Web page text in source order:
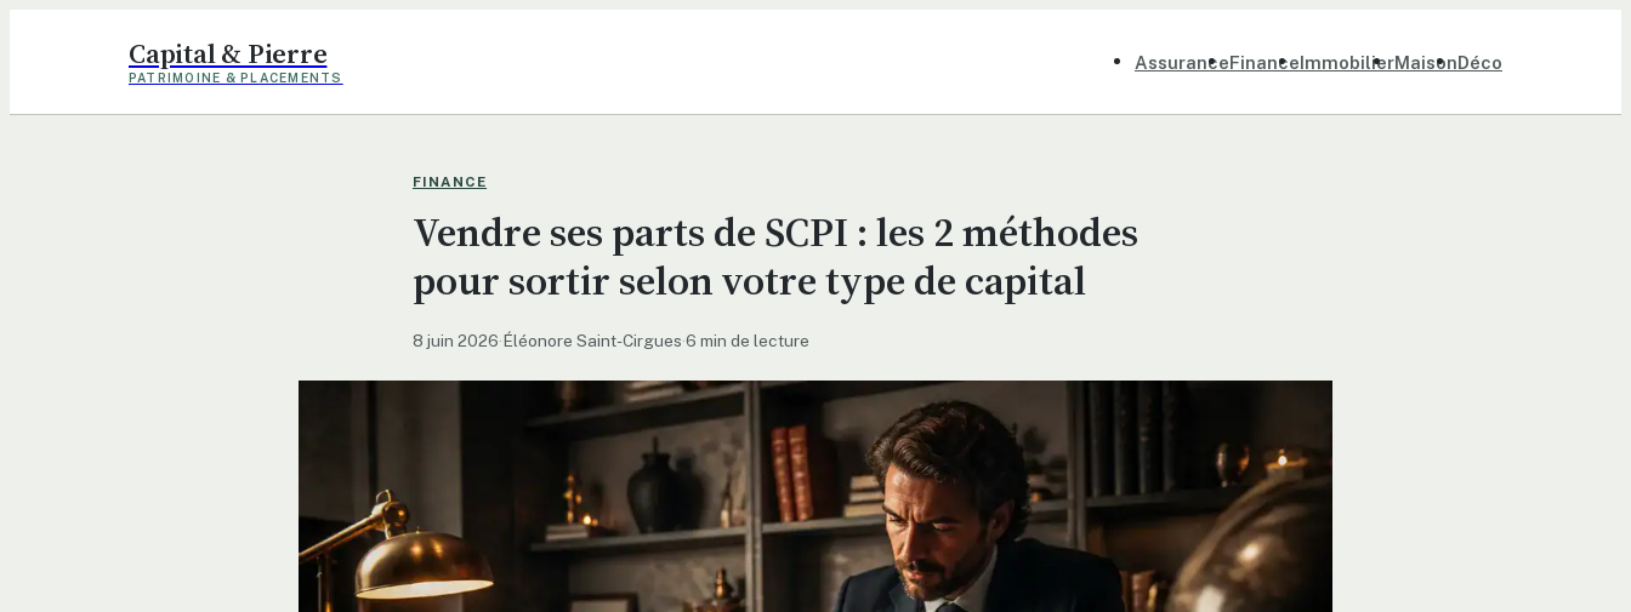
Capital & Pierre
PATRIMOINE & PLACEMENTS
AssuranceFinanceImmobilierMaisonDéco
FINANCE
Vendre ses parts de SCPI : les 2 méthodes
pour sortir selon votre type de capital
8 juin 2026·Éléonore Saint-Cirgues·6 min de lecture